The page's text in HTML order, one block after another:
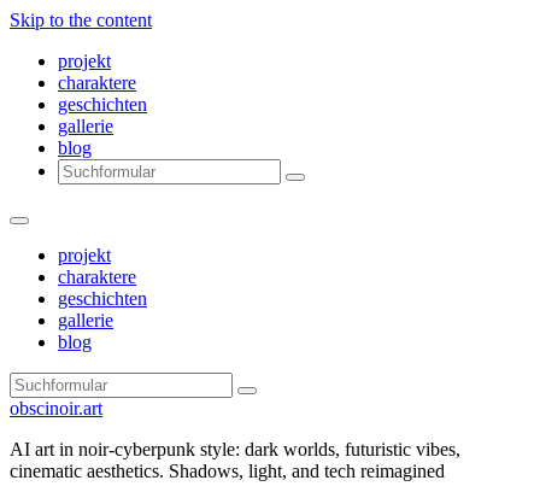
Skip to the content
projekt
charaktere
geschichten
gallerie
blog
Search
projekt
charaktere
geschichten
gallerie
blog
Search
obscinoir.art
AI art in noir-cyberpunk style: dark worlds, futuristic vibes,
cinematic aesthetics. Shadows, light, and tech reimagined